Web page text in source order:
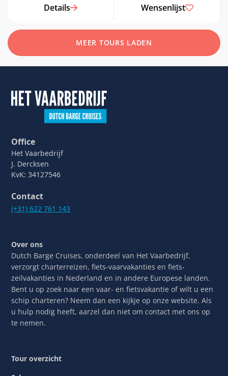
Details Wensenlijst
MEER TOURS LADEN
Office
Het Vaarbedrijf
J. Dercksen
KvK: 34127546
Contact
(+31) 622 761 143
Over ons
Dutch Barge Cruises, onderdeel van Het Vaarbedrijf,
verzorgt charterreizen, fiets-vaarvakanties en fiets-
zeilvakanties in Nederland en in andere Europese landen.
Bent u op zoek naar een vaar- en fietsvakantie of wilt u een
schip charteren? Neem dan een kijkje op onze website. Als
u hulp nodig heeft, aarzel dan niet om contact met ons op
te nemen.
Tour overzicht